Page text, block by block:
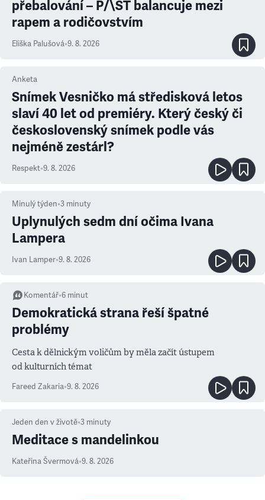
přebalování – P/\ST balancuje mezi
rapem a rodičovstvím
Eliška Palušová•9. 8. 2026
Anketa
Snímek Vesničko má středisková letos
slaví 40 let od premiéry. Který český či
československý snímek podle vás
nejméně zestárl?
Respekt•9. 8. 2026
Minulý týden•3 minuty
Uplynulých sedm dní očima Ivana
Lampera
Ivan Lamper•9. 8. 2026
Komentář•6 minut
Demokratická strana řeší špatné
problémy
Cesta k dělnickým voličům by měla začít ústupem
od kulturních témat
Fareed Zakaria•9. 8. 2026
Jeden den v životě•3 minuty
Meditace s mandelinkou
Kateřina Švermová•9. 8. 2026